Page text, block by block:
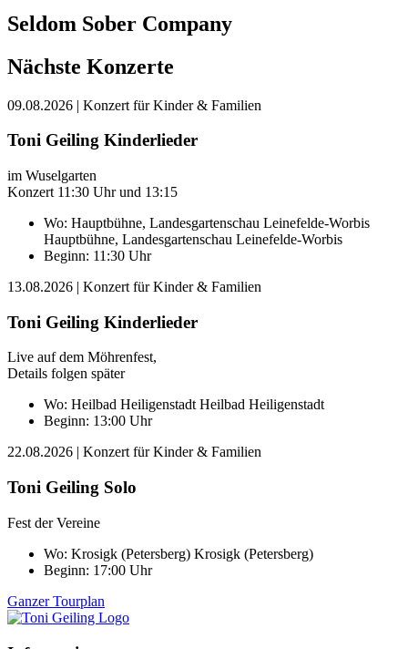
Seldom Sober Company
Nächste Konzerte
09.08.2026 | Konzert für Kinder & Familien
Toni Geiling Kinderlieder
im Wuselgarten
Konzert 11:30 Uhr und 13:15
Wo: Hauptbühne, Landesgartenschau Leinefelde-Worbis
Hauptbühne, Landesgartenschau Leinefelde-Worbis
Beginn: 11:30 Uhr
13.08.2026 | Konzert für Kinder & Familien
Toni Geiling Kinderlieder
Live auf dem Möhrenfest,
Details folgen später
Wo: Heilbad Heiligenstadt Heilbad Heiligenstadt
Beginn: 13:00 Uhr
22.08.2026 | Konzert für Kinder & Familien
Toni Geiling Solo
Fest der Vereine
Wo: Krosigk (Petersberg) Krosigk (Petersberg)
Beginn: 17:00 Uhr
Ganzer Tourplan